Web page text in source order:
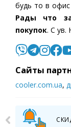
будь то в
Рады что
покупок. С ув.
Cайты
cooler.com.ua,